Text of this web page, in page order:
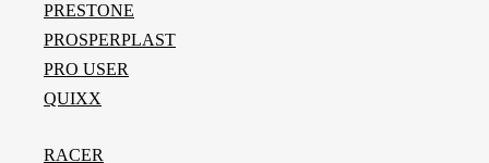
PRESTONE
PROSPERPLAST
PRO USER
QUIXX
RACER